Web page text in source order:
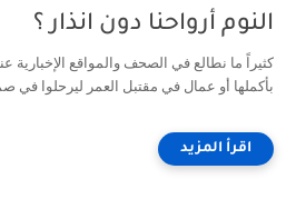
النوم أرواحنا دون انذار ؟
كثيراً ما نطالع في الصحف والمواقع
بأكملها أو عمال في مقتبل العمر ليرحلوا